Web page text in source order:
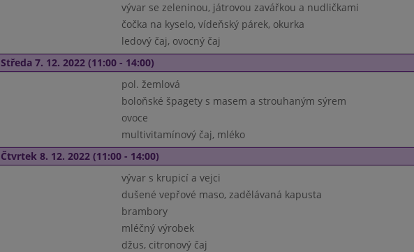
vývar se zeleninou, játrovou zavářkou a nudličkami
čočka na kyselo, vídeňský párek, okurka
ledový čaj, ovocný čaj
Středa 7. 12. 2022 (11:00 - 14:00)
pol. žemlová
boloňské špagety s masem a strouhaným sýrem
ovoce
multivitamínový čaj, mléko
Čtvrtek 8. 12. 2022 (11:00 - 14:00)
vývar s krupicí a vejci
dušené vepřové maso, zadělávaná kapusta
brambory
mléčný výrobek
džus, citronový čaj